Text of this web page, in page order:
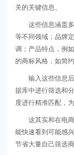
关的关键信息。
这些信息涵盖
等不同领域；品牌
调；产品特点，例
的商标风格，如简
输入这些信息
据库中进行筛选和
度进行精准匹配，
这其实和在电
能快速看到可能感
节省大量自己筛选